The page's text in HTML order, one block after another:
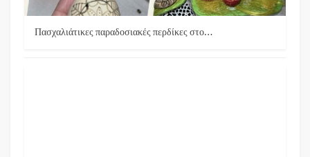
Πασχαλιάτικες παραδοσιακές περδίκες στο…